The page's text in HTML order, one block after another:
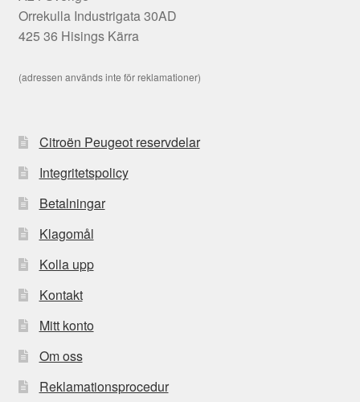
Orrekulla Industrigata 30AD
425 36 Hisings Kärra
(adressen används inte för reklamationer)
Citroën Peugeot reservdelar
Integritetspolicy
Betalningar
Klagomål
Kolla upp
Kontakt
Mitt konto
Om oss
Reklamationsprocedur